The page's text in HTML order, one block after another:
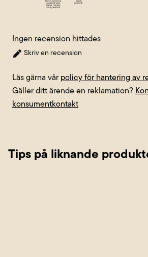
Ingen recension hittades
Skriv en recension
Läs gärna vår policy för hantering av
Gäller ditt ärende en reklamation?
konsumentkontakt
Tips på liknande